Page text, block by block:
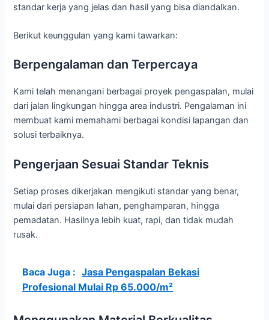
standar kerja yang jelas dan hasil yang bisa diandalkan.
Berikut keunggulan yang kami tawarkan:
Berpengalaman dan Terpercaya
Kami telah menangani berbagai proyek pengaspalan, mulai
dari jalan lingkungan hingga area industri. Pengalaman ini
membuat kami memahami berbagai kondisi lapangan dan
solusi terbaiknya.
Pengerjaan Sesuai Standar Teknis
Setiap proses dikerjakan mengikuti standar yang benar,
mulai dari persiapan lahan, penghamparan, hingga
pemadatan. Hasilnya lebih kuat, rapi, dan tidak mudah
rusak.
Baca Juga : Jasa Pengaspalan Bekasi
Profesional Mulai Rp 65.000/m²